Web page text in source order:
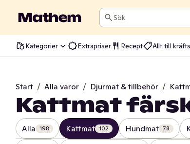
Sök
Kategorier Extrapriser Recept Allt till
Start / Alla varor / Djurmat & tillbehör /
Kattmat
Alla 198 Kattmat 102 Hundmat 78